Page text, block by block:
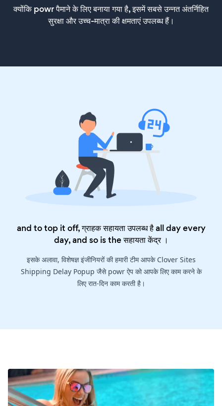
क्योंकि powr पैमाने के लिए बनाया गया है, इसमें सबसे उन्नत अंतर्निहित
सुरक्षा और उच्च-मात्रा की क्षमताएं उपलब्ध हैं।
and to top it off, ग्राहक सहायता उपलब्ध है all day every
day, and so is theसहायता केंद्र।
इसके अलावा, विशेषज्ञ इंजीनियरों की हमारी टीम आपके Clover Sites
Shipping Delay Popup जैसे powr ऐप को आपके लिए काम करने के
लिए रात-दिन काम करती है।